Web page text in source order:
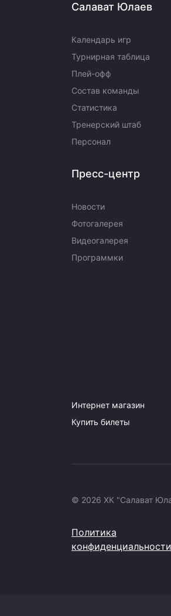
Салават Юлаев
Календарь игр
Турнирная таблица
Плей-офф
Состав команды
Статистика
Тренерский штаб
Персонал
Пресс-центр
Новости
Фотогалерея
Видеогалерея
Программки
Интернет магазин
Купить билеты
© 2026 ХК "Салават
Политика
конфиденциальности